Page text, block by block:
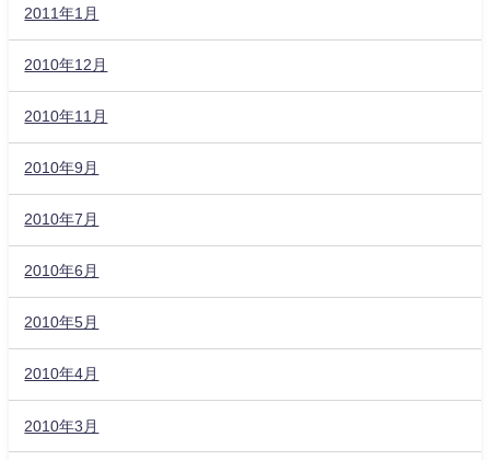
2011年1月
2010年12月
2010年11月
2010年9月
2010年7月
2010年6月
2010年5月
2010年4月
2010年3月